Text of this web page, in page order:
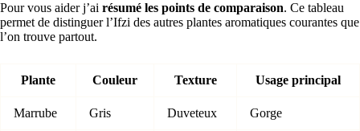
Pour vous aider j’ai résumé les points de comparaison. Ce tableau
permet de distinguer l’Ifzi des autres plantes aromatiques courantes que
l’on trouve partout.
Plante Couleur Texture Usage principal
Marrube Gris Duveteux Gorge